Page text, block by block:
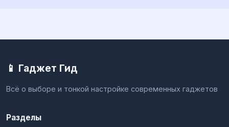
📱 Гаджет Гид
Всё о выборе и тонкой настройке современных гаджетов
Разделы